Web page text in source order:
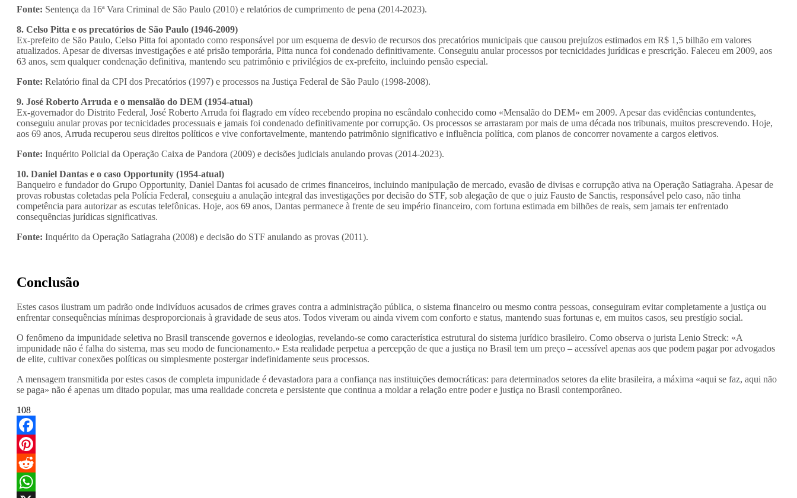
Fonte: Sentença da 16ª Vara Criminal de São Paulo (2010) e relatórios de cumprimento de pena (2014-2023).
8. Celso Pitta e os precatórios de São Paulo (1946-2009)
Ex-prefeito de São Paulo, Celso Pitta foi apontado como responsável por um esquema de desvio de recursos dos precatórios municipais que causou prejuízos estimados em R$ 1,5 bilhão em valores
atualizados. Apesar de diversas investigações e até prisão temporária, Pitta nunca foi condenado definitivamente. Conseguiu anular processos por tecnicidades jurídicas e prescrição. Faleceu em 2009, aos
63 anos, sem qualquer condenação definitiva, mantendo seu patrimônio e privilégios de ex-prefeito, incluindo pensão especial.
Fonte: Relatório final da CPI dos Precatórios (1997) e processos na Justiça Federal de São Paulo (1998-2008).
9. José Roberto Arruda e o mensalão do DEM (1954-atual)
Ex-governador do Distrito Federal, José Roberto Arruda foi flagrado em vídeo recebendo propina no escândalo conhecido como «Mensalão do DEM» em 2009. Apesar das evidências contundentes,
conseguiu anular provas por tecnicidades processuais e jamais foi condenado definitivamente por corrupção. Os processos se arrastaram por mais de uma década nos tribunais, muitos prescrevendo. Hoje,
aos 69 anos, Arruda recuperou seus direitos políticos e vive confortavelmente, mantendo patrimônio significativo e influência política, com planos de concorrer novamente a cargos eletivos.
Fonte: Inquérito Policial da Operação Caixa de Pandora (2009) e decisões judiciais anulando provas (2014-2023).
10. Daniel Dantas e o caso Opportunity (1954-atual)
Banqueiro e fundador do Grupo Opportunity, Daniel Dantas foi acusado de crimes financeiros, incluindo manipulação de mercado, evasão de divisas e corrupção ativa na Operação Satiagraha. Apesar de
provas robustas coletadas pela Polícia Federal, conseguiu a anulação integral das investigações por decisão do STF, sob alegação de que o juiz Fausto de Sanctis, responsável pelo caso, não tinha
competência para autorizar as escutas telefônicas. Hoje, aos 69 anos, Dantas permanece à frente de seu império financeiro, com fortuna estimada em bilhões de reais, sem jamais ter enfrentado
consequências jurídicas significativas.
Fonte: Inquérito da Operação Satiagraha (2008) e decisão do STF anulando as provas (2011).
Conclusão
Estes casos ilustram um padrão onde indivíduos acusados de crimes graves contra a administração pública, o sistema financeiro ou mesmo contra pessoas, conseguiram evitar completamente a justiça ou
enfrentar consequências mínimas desproporcionais à gravidade de seus atos. Todos viveram ou ainda vivem com conforto e status, mantendo suas fortunas e, em muitos casos, seu prestígio social.
O fenômeno da impunidade seletiva no Brasil transcende governos e ideologias, revelando-se como característica estrutural do sistema jurídico brasileiro. Como observa o jurista Lenio Streck: «A
impunidade não é falha do sistema, mas seu modo de funcionamento.» Esta realidade perpetua a percepção de que a justiça no Brasil tem um preço – acessível apenas aos que podem pagar por advogados
de elite, cultivar conexões políticas ou simplesmente postergar indefinidamente seus processos.
A mensagem transmitida por estes casos de completa impunidade é devastadora para a confiança nas instituições democráticas: para determinados setores da elite brasileira, a máxima «aqui se faz, aqui não
se paga» não é apenas um ditado popular, mas uma realidade concreta e persistente que continua a moldar a relação entre poder e justiça no Brasil contemporâneo.
108
Facebook
Pinterest
Reddit